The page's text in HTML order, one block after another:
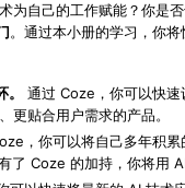
自己的工作赋能？你是
。通过本小册的学习，你
通过 Coze，你可以快
贴合用户需求的产品。
，你可以将自己多年积
Coze 的加持，你将用